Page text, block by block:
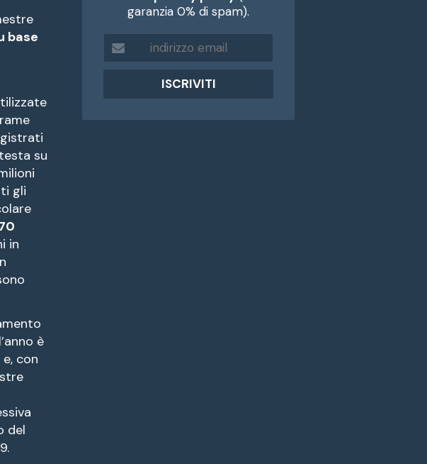
base
su
gli
in
è
con
del
garanzia 0% di spam).
d
r